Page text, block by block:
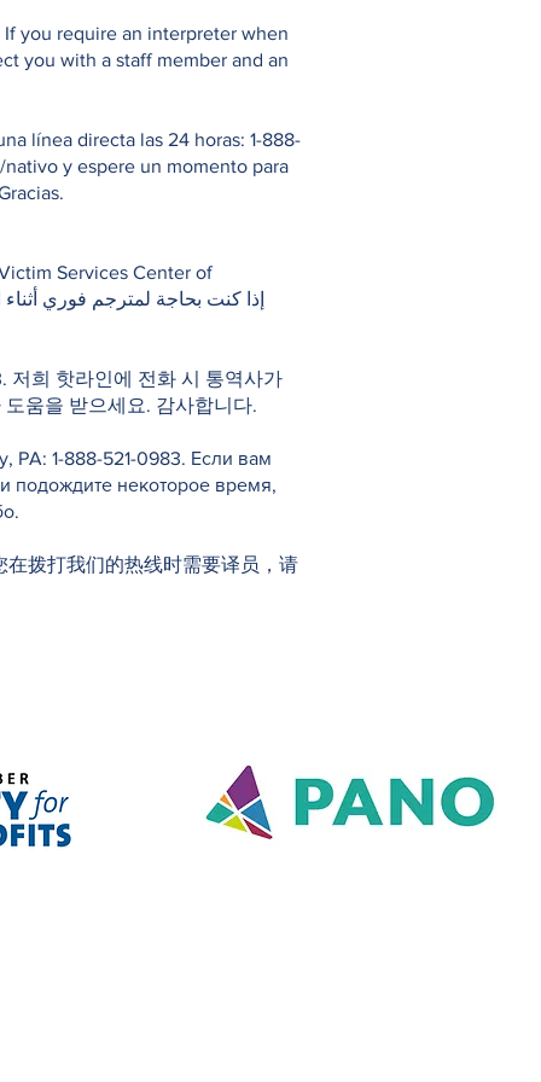
you require an interpreter when
you with a staff member and an
línea directa las 24 horas: 1-888-
y espere un momento para
저희 핫라인에 전화 시 통역사가
움을 받으세요. 감사합니다.
1-888-521-0983. Если вам
подождите некоторое время,
在拨打我们的热线时需要译员，请